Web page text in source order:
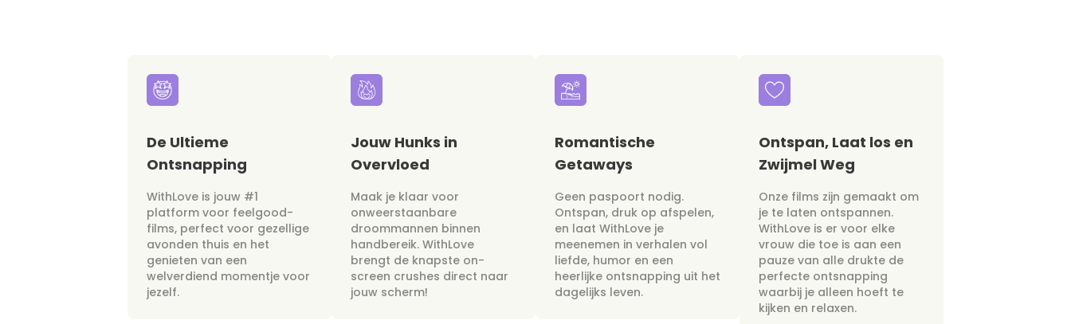
De Ultieme
Ontsnapping
WithLove is jouw #1
platform voor feelgood-
films, perfect voor gezellige
avonden thuis en het
genieten van een
welverdiend momentje voor
jezelf.
Jouw Hunks in
Overvloed
Maak je klaar voor
onweerstaanbare
droommannen binnen
handbereik. WithLove
brengt de knapste on-
screen crushes direct naar
jouw scherm!
Romantische
Getaways
Geen paspoort nodig.
Ontspan, druk op afspelen,
en laat WithLove je
meenemen in verhalen vol
liefde, humor en een
heerlijke ontsnapping uit het
dagelijks leven.
Ontspan, Laat los en
Zwijmel Weg
Onze films zijn gemaakt om
je te laten ontspannen.
WithLove is er voor elke
vrouw die toe is aan een
pauze van alle drukte de
perfecte ontsnapping
waarbij je alleen hoeft te
kijken en relaxen.